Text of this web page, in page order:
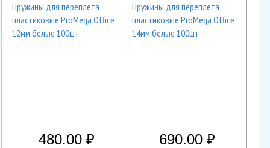
Пружины для переплета
пластиковые ProMega Office
12мм белые 100шт
480.00
Пружины для переплета
пластиковые ProMega Office
14мм белые 100шт
690.00